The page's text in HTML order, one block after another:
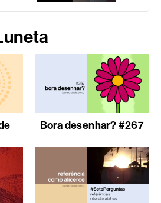
Bora desenhar? #267